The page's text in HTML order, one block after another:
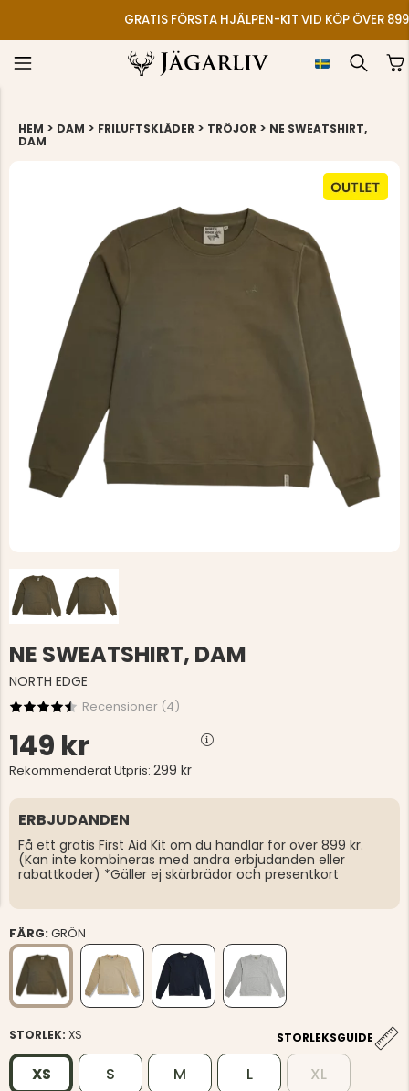
GRATIS FÖRSTA HJÄLPEN-KIT VID KÖP ÖVER
HEM > DAM > FRILUFTSKLÄDER > TRÖJOR > NE SWEATSHIRT,
DAM
NE SWEATSHIRT, DAM
NORTH EDGE
Recensioner (4)
149 kr
Rekommenderat Utpris: 299 kr
ERBJUDANDEN
Få ett gratis First Aid Kit om du handlar för över 899 kr.
(Kan inte kombineras med andra erbjudanden eller
rabattkoder) *Gäller ej skärbrädor och presentkort
FÄRG:GRÖN
STORLEK: XS STORLEKSGUIDE
XS S M L XL